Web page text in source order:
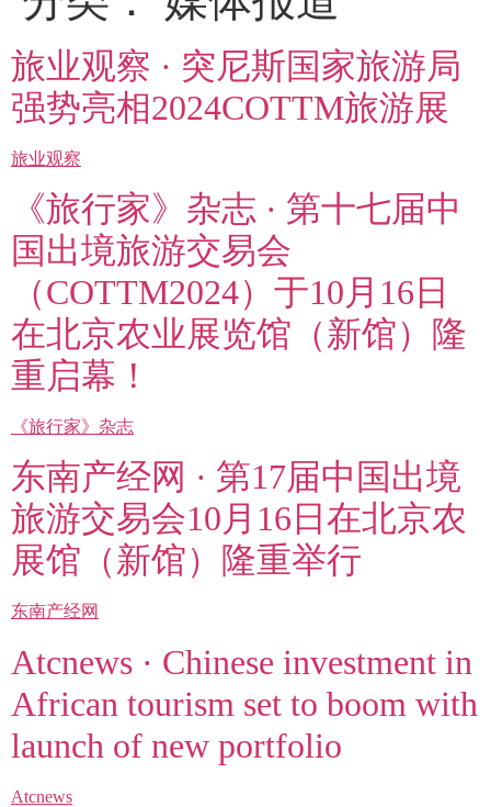
旅业观察 · 突尼斯国家旅游局
强势亮相2024COTTM旅游展
旅业观察
《旅行家》杂志 · 第十七届中
国出境旅游交易会
（COTTM2024）于10月16日
在北京农业展览馆（新馆）隆
重启幕！
《旅行家》杂志
东南产经网 · 第17届中国出境
旅游交易会10月16日在北京农
展馆（新馆）隆重举行
东南产经网
Atcnews · Chinese investment in
African tourism set to boom with
launch of new portfolio
Atcnews